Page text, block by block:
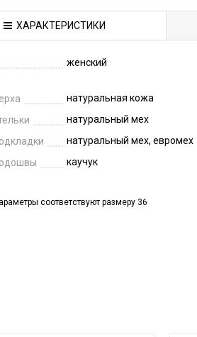
ХАРАКТЕРИСТИКИ
женский
натуральная кожа
натуральный мех
натуральный мех, евромех
каучук
соответствуют размеру 36